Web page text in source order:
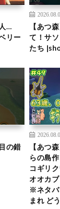
…
リー
【あつ
て！サ
たち
の錯
【あつ
らの島
コギリ
オオカ
※ネタバ
まれ ど